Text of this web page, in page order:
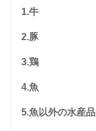
1.牛
2.豚
3.鶏
4.魚
5.魚以外の水産品